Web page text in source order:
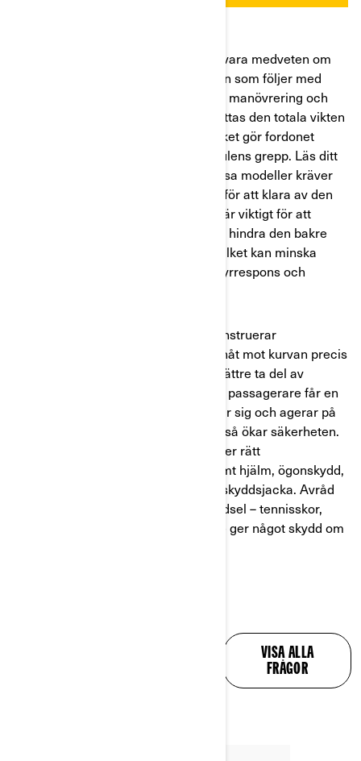
Med en passagerare måste föraren vara medveten om
hur den extra vikten och förändringen som följer med
viktens placering påverkar fordonets manövrering och
väghållning. Med en passagerare flyttas den totala vikten
bakåt och högre upp på fordonet, vilket gör fordonet
mindre stabilt och försämrar framhjulens grepp. Läs ditt
eftersom vissa modeller kräver
justering av bakhjulets stötdämpare för att klara av den
extra vikten av passageraren. Detta är viktigt för att
behålla korrekt balans i fordonet och hindra den bakre
delen av fordonet att pressas ihop, vilket kan minska
vikten på framdäcken och minska styrrespons och
Det är också bra om du som förare instruerar
passageraren att luta kroppsvikten inåt mot kurvan precis
som du, för att öka stabiliteten och bättre ta del av
dynamiken i kurvtagning. Förare och passagerare får en
bättre åkupplevelse när de engagerar sig och agerar på
det här sättet, samtidigt som det också ökar säkerheten.
Se till att även passageraren använder rätt
, närmare bestämt hjälm, ögonskydd,
handskar, kängor, långbyxor och en skyddsjacka. Avråd
passagerare från att bära lättare klädsel – tennisskor,
sandaler, shorts och t-tröjor som inte ger något skydd om
VISA ALLA
FRÅGOR